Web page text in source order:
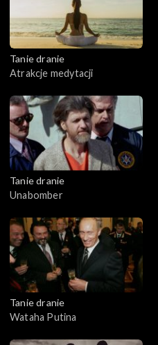
Tanie dranie
Atrakcje medytacji
Tanie dranie
Unabomber
Tanie dranie
Wataha Putina